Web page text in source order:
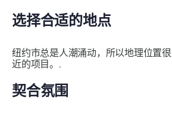
选择合适的地点
纽约市总是人潮涌动，所以地理位置
近的项目。.
契合氛围